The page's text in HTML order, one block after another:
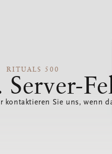
RITUALS 500
kontaktieren Sie uns, wenn